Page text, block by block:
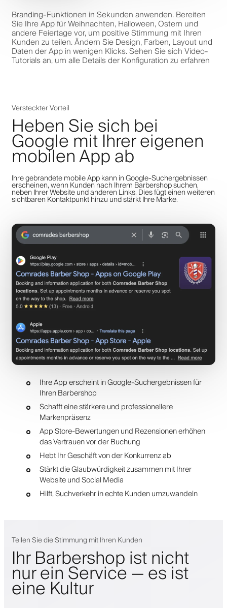
Branding-Funktionen in Sekunden anwenden. Bereiten
Sie Ihre App für Weihnachten, Halloween, Ostern und
andere Feiertage vor, um positive Stimmung mit Ihren
Kunden zu teilen. Ändern Sie Design, Farben, Layout und
Daten der App in wenigen Klicks. Sehen Sie sich Video-
Tutorials an, um alle Details der Konfiguration zu erfahren
Versteckter Vorteil
Heben Sie sich bei
Google mit Ihrer eigenen
mobilen App ab
Ihre gebrandete mobile App kann in Google-Suchergebnissen
erscheinen, wenn Kunden nach Ihrem Barbershop suchen,
neben Ihrer Website und anderen Links. Dies fügt einen weiteren
sichtbaren Kontaktpunkt hinzu und stärkt Ihre Marke.
Ihre App erscheint in Google-Suchergebnissen für
Ihren Barbershop
Schafft eine stärkere und professionellere
Markenpräsenz
App Store-Bewertungen und Rezensionen erhöhen
das Vertrauen vor der Buchung
Hebt Ihr Geschäft von der Konkurrenz ab
Stärkt die Glaubwürdigkeit zusammen mit Ihrer
Website und Social Media
Hilft, Suchverkehr in echte Kunden umzuwandeln
Teilen Sie die Stimmung mit Ihren Kunden
Ihr Barbershop ist nicht
nur ein Service — es ist
eine Kultur